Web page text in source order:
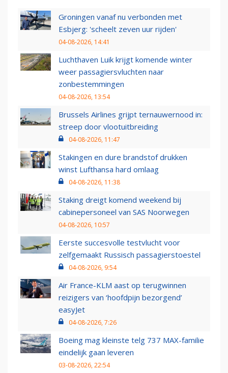
Groningen vanaf nu verbonden met
Esbjerg: 'scheelt zeven uur rijden'
04-08-2026, 14:41
Luchthaven Luik krijgt komende winter
weer passagiersvluchten naar
zonbestemmingen
04-08-2026, 13:54
Brussels Airlines grijpt ternauwernood in:
streep door vlootuitbreiding
04-08-2026, 11:47
Stakingen en dure brandstof drukken
winst Lufthansa hard omlaag
04-08-2026, 11:38
Staking dreigt komend weekend bij
cabinepersoneel van SAS Noorwegen
04-08-2026, 10:57
Eerste succesvolle testvlucht voor
zelfgemaakt Russisch passagierstoestel
04-08-2026, 9:54
Air France-KLM aast op terugwinnen
reizigers van ‘hoofdpijn bezorgend’
easyJet
04-08-2026, 7:26
Boeing mag kleinste telg 737 MAX-familie
eindelijk gaan leveren
03-08-2026, 22:54